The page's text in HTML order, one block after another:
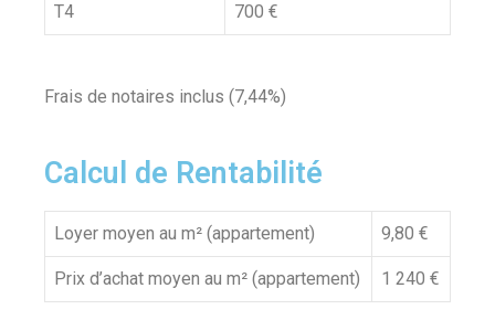
T4 700 €
Frais de notaires inclus (7,44%)
Calcul de Rentabilité
Loyer moyen au m² (appartement) 9,80 €
Prix d’achat moyen au m² (appartement) 1 240 €